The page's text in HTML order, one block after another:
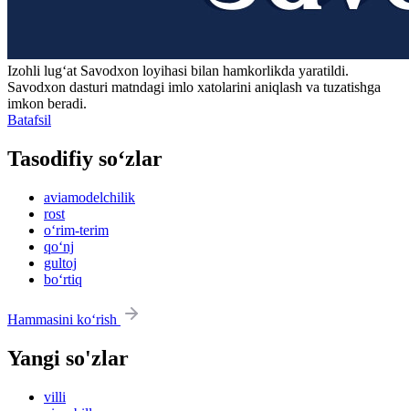
Izohli lugʻat Savodxon loyihasi bilan hamkorlikda yaratildi.
Savodxon dasturi matndagi imlo xatolarini aniqlash va tuzatishga
imkon beradi.
Batafsil
Tasodifiy so‘zlar
aviamodelchilik
rost
o‘rim-terim
qo‘nj
gultoj
bo‘rtiq
Hammasini ko‘rish
Yangi so'zlar
villi